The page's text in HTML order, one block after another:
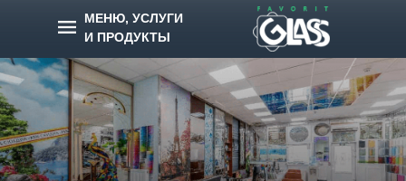
МЕНЮ, УСЛУГИ
И ПРОДУКТЫ